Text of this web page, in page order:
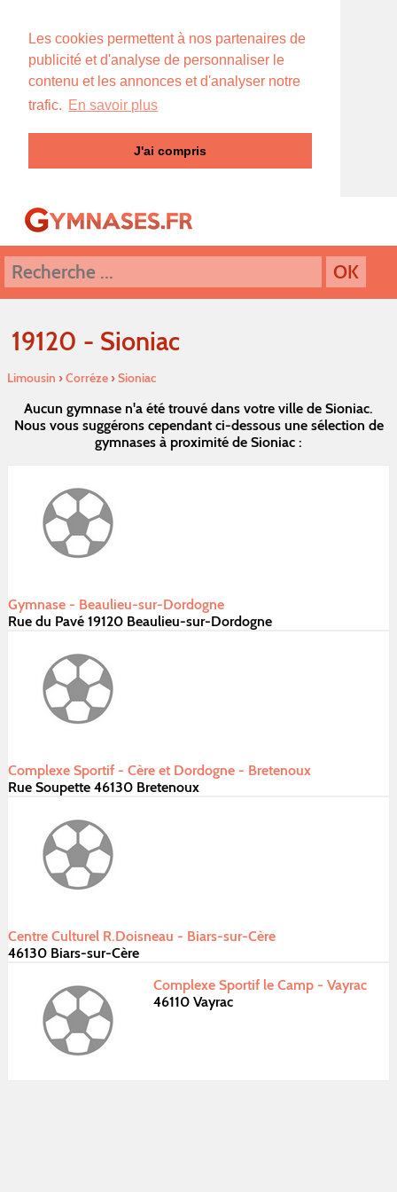
Les cookies permettent à nos partenaires de
publicité et d'analyse de personnaliser le
contenu et les annonces et d'analyser notre
trafic. En savoir plus
J'ai compris
19120 - Sioniac
Limousin ›Corréze›Sioniac
Aucun gymnase n'a été trouvé dans votre ville de Sioniac.
Nous vous suggérons cependant ci-dessous une sélection de
gymnases à proximité de Sioniac :
Gymnase - Beaulieu-sur-Dordogne
Rue du Pavé 19120 Beaulieu-sur-Dordogne
Complexe Sportif - Cère et Dordogne - Bretenoux
Rue Soupette 46130 Bretenoux
Centre Culturel R.Doisneau - Biars-sur-Cère
46130 Biars-sur-Cère
Complexe Sportif le Camp - Vayrac
46110 Vayrac